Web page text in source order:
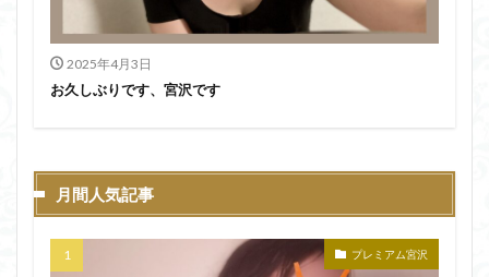
2025年4月3日
お久しぶりです、宮沢です
月間人気記事
プレミアム宮沢